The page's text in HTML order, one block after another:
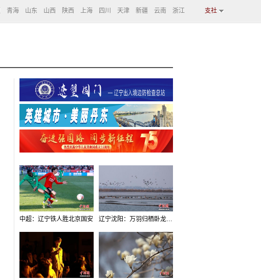
青海 山东 山西 陕西 上海 四川 天津 新疆 云南 浙江 支社
中超：辽宁铁人胜北京国安 辽宁沈阳：万羽归栖卧龙湖看群鸟齐飞